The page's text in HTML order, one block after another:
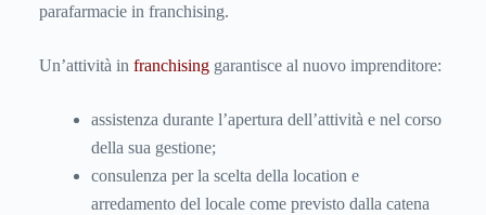
parafarmacie in franchising.
Un’attività in franchising garantisce al nuovo imprenditore:
assistenza durante l’apertura dell’attività e nel corso
della sua gestione;
consulenza per la scelta della location e
arredamento del locale come previsto dalla catena